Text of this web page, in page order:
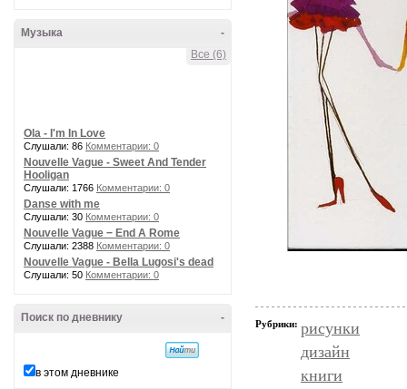
-
Музыка
Все (6)
Ola - I'm In Love
Слушали: 86 Комментарии: 0
Nouvelle Vague - Sweet And Tender
Hooligan
Слушали: 1766 Комментарии: 0
Danse with me
Слушали: 30 Комментарии: 0
Nouvelle Vague − End A Rome
Слушали: 2388 Комментарии: 0
Nouvelle Vague - Bella Lugosi's dead
Слушали: 50 Комментарии: 0
-
Поиск по дневнику
в этом дневнике
Рубрики: рисунки
дизайн
книги